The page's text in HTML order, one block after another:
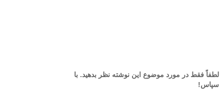
لطفاً فقط در مورد موضوع این نوشته نظر بدهید. با
سپاس!